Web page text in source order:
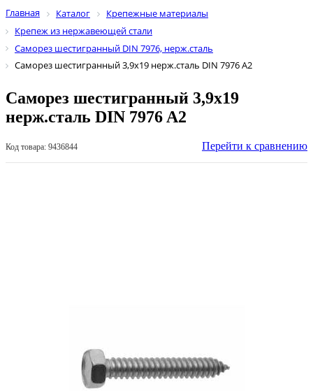
Главная Каталог
Крепежные материалы
Крепеж из нержавеющей стали
Саморез шестигранный DIN 7976, нерж.сталь
Саморез шестигранный 3,9х19 нерж.сталь DIN 7976 A2
Саморез шестигранный 3,9х19
нерж.сталь DIN 7976 A2
Код товара: 9436844 Перейти к сравнению